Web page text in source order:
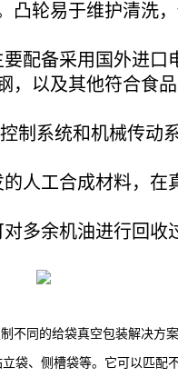
凸轮易于维护清洗
配备采用国外进口
，以及其他符合食
制系统和机械传动
人工合成材料，在
多余机油进行回收
不同的给袋真空包装解决方
袋、侧槽袋等。它可以匹配